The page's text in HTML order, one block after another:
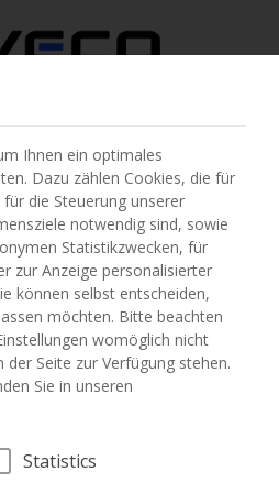
ÄNDERN
Ihnen ein optimales
Dazu zählen Cookies, die für
die Steuerung unserer
notwendig sind, sowie
Statistikzwecken, für
zur Anzeige personalisierter
können selbst entscheiden,
möchten. Bitte beachten
womöglich nicht
Seite zur Verfügung stehen.
Sie in unseren
Statistics